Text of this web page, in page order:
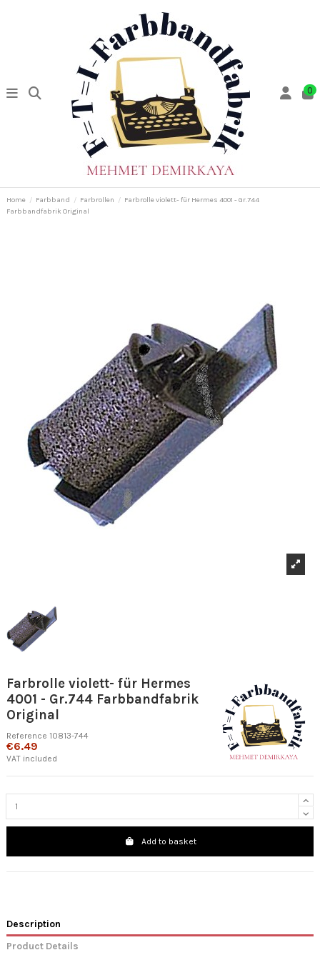
0
Home Farbband Farbrollen
Farbrolle violett- für Hermes 4001 - Gr.744
Farbbandfabrik Original
Farbrolle violett- für Hermes
4001 - Gr.744 Farbbandfabrik
Original
Reference 10813-744
€6.49
VAT included
Add to basket
Description
Product Details